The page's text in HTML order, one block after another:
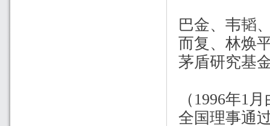
巴金、韦韬
而复、林焕
茅盾研究基
（1996年1
全国理事通